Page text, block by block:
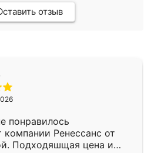
отзыв
понравилось
Ренессанс от
Подходяшщая цена и